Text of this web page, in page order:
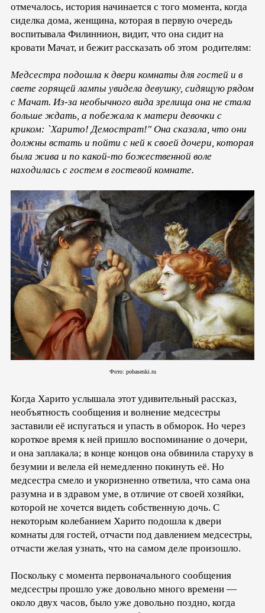
отмечалось, история начинается с того момента, когда
сиделка дома, женщина, которая в первую очередь
воспитывала Филиннион, видит, что она сидит на
кровати Мачат, и бежит рассказать об этом родителям:
Медсестра подошла к двери комнаты для гостей и в
свете горящей лампы увидела девушку, сидящую рядом
с Мачат. Из-за необычного вида зрелища она не стала
больше ждать, а побежала к матери девочки с
криком: `Харито! Демострат!" Она сказала, что они
должны встать и пойти с ней к своей дочери, которая
была жива и по какой-то божественной воле
находилась с гостем в гостевой комнате.
Фото: pobasenki.ru
Когда Харито услышала этот удивительный рассказ,
необъятность сообщения и волнение медсестры
заставили её испугаться и упасть в обморок. Но через
короткое время к ней пришло воспоминание о дочери,
и она заплакала; в конце концов она обвинила старуху в
безумии и велела ей немедленно покинуть её. Но
медсестра смело и укоризненно ответила, что сама она
разумна и в здравом уме, в отличие от своей хозяйки,
которой не хочется видеть собственную дочь. С
некоторым колебанием Харито подошла к двери
комнаты для гостей, отчасти под давлением медсестры,
отчасти желая узнать, что на самом деле произошло.
Поскольку с момента первоначального сообщения
медсестры прошло уже довольно много времени —
около двух часов, было уже довольно поздно, когда